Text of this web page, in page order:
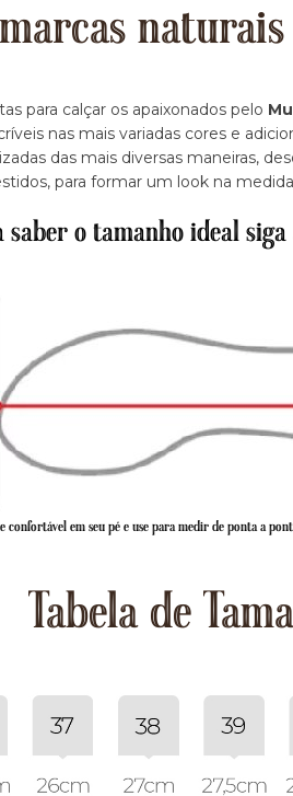
para calçar os apaixonados pelo
nas mais variadas cores e
das mais diversas maneiras,
para formar um look na
saber o tamanho ideal
confortável em seu pé e use para medir de ponta a
Tabela de